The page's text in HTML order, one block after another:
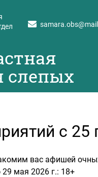
слепых
с 25
вас афишей
29 мая 2026 г.: 18+